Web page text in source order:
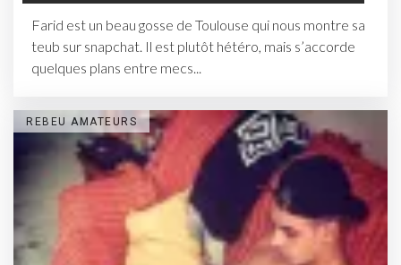
Farid est un beau gosse de Toulouse qui nous montre sa
teub sur snapchat. Il est plutôt hétéro, mais s’accorde
quelques plans entre mecs...
REBEU AMATEURS